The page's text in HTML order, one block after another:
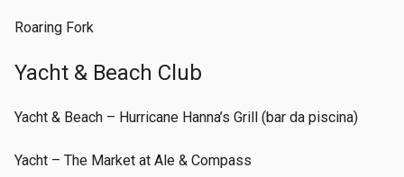
Roaring Fork
Yacht & Beach Club
Yacht & Beach – Hurricane Hanna’s Grill (bar da piscina)
Yacht – The Market at Ale & Compass